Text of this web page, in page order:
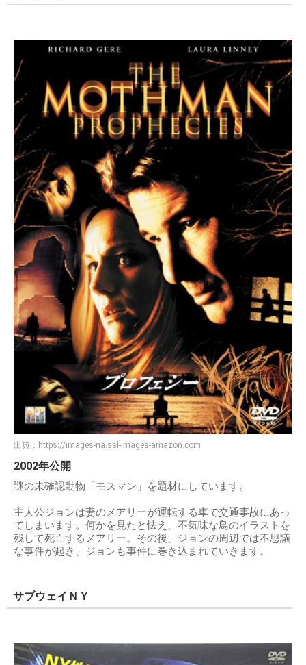
出典： https://images-na.ssl-images-amazon.com
2002年公開
謎の未確認動物「モスマン」を題材にしています。
主人公ジョンは妻のメアリーが運転する車で交通事故にあっ
てしまいます。何かを見たと怯え、不気味な鳥のイラストを
残して死亡するメアリー。その後、ジョンの周辺では不思議
な事件が起き、ジョンも事件に巻き込まれていきます。
サブウェイＮＹ